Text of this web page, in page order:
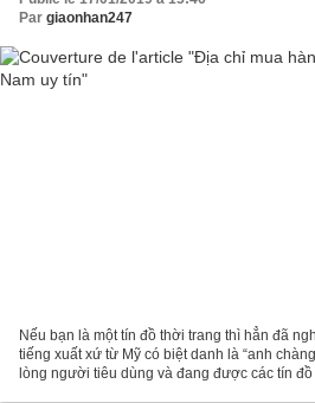
Par giaonhan247
Nếu bạn là một tín đồ thời trang thì hẳn đã
tiếng xuất xứ từ Mỹ có biệt danh là “anh
lòng người tiêu dùng và đang được các tín